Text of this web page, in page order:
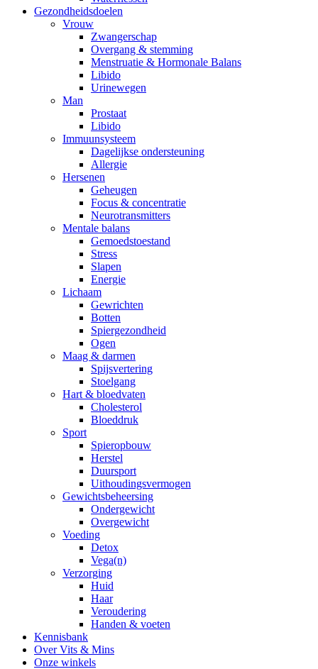
Gezondheidsdoelen
Vrouw
Zwangerschap
Overgang & stemming
Menstruatie & Hormonale Balans
Libido
Urinewegen
Man
Prostaat
Libido
Immuunsysteem
Dagelijkse ondersteuning
Allergie
Hersenen
Geheugen
Focus & concentratie
Neurotransmitters
Mentale balans
Gemoedstoestand
Stress
Slapen
Energie
Lichaam
Gewrichten
Botten
Spiergezondheid
Ogen
Maag & darmen
Spijsvertering
Stoelgang
Hart & bloedvaten
Cholesterol
Bloeddruk
Sport
Spieropbouw
Herstel
Duursport
Uithoudingsvermogen
Gewichtsbeheersing
Ondergewicht
Overgewicht
Voeding
Detox
Vega(n)
Verzorging
Huid
Haar
Veroudering
Handen & voeten
Kennisbank
Over Vits & Mins
Onze winkels